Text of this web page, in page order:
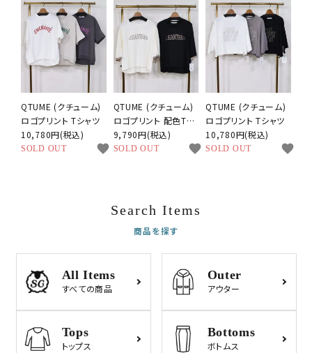
QTUME (クチューム)
ロゴプリント Tシャツ
10,780円(税込)
SOLD OUT favorite
QTUME (クチューム)
ロゴプリント 配色Tシ
ャツ
9,790円(税込)
SOLD OUT favorite
QTUME (クチューム)
ロゴプリント Tシャツ
10,780円(税込)
SOLD OUT favorite
Search Items
商品を探す
All Items
すべての商品
Outer
アウター
Tops
トップス
Bottoms
ボトムス